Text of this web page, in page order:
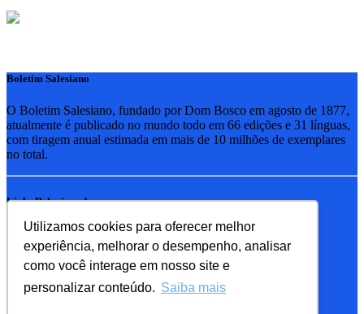
Utilizamos cookies para oferecer melhor
experiência, melhorar o desempenho, analisar
como você interage em nosso site e
personalizar conteúdo. Saiba mais
Boletim Salesiano
O Boletim Salesiano, fundado por Dom Bosco em agosto de 1877,
atualmente é publicado no mundo todo em 66 edições e 31 línguas,
com tiragem anual estimada em mais de 10 milhões de exemplares
no total.
Links Relacionados
RSB - Rede Salesiana Brasil
EDEBE - Editora
UPV - União pela Vida
Familia Salesiana